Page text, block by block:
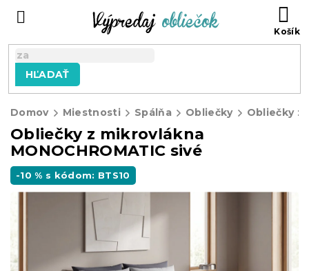
HĽADAŤ
Domov Miestnosti Spálňa Obliečky Obliečky z
Obliečky z mikrovlákna
MONOCHROMATIC sivé
-10 % s kódom: BTS10